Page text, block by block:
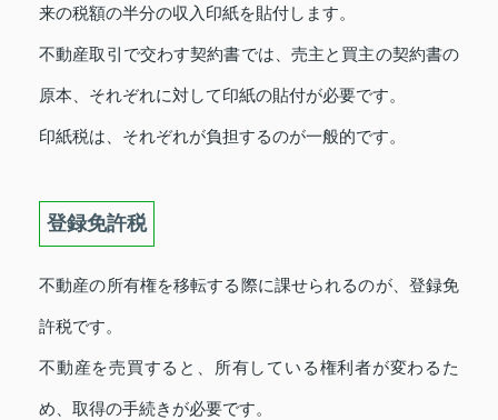
来の税額の半分の収入印紙を貼付します。
不動産取引で交わす契約書では、売主と買主の契約書の
原本、それぞれに対して印紙の貼付が必要です。
印紙税は、それぞれが負担するのが一般的です。
登録免許税
不動産の所有権を移転する際に課せられるのが、登録免
許税です。
不動産を売買すると、所有している権利者が変わるた
め、取得の手続きが必要です。